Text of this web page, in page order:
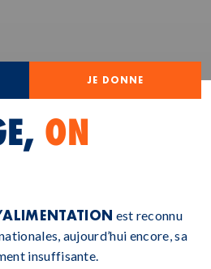
JE DONNE
ON
est reconnu
aujourd’hui encore, sa
insuffisante.